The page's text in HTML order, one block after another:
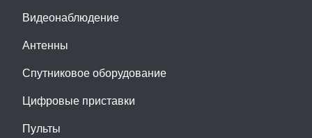
Видеонаблюдение
Антенны
Спутниковое оборудование
Цифровые приставки
Пульты